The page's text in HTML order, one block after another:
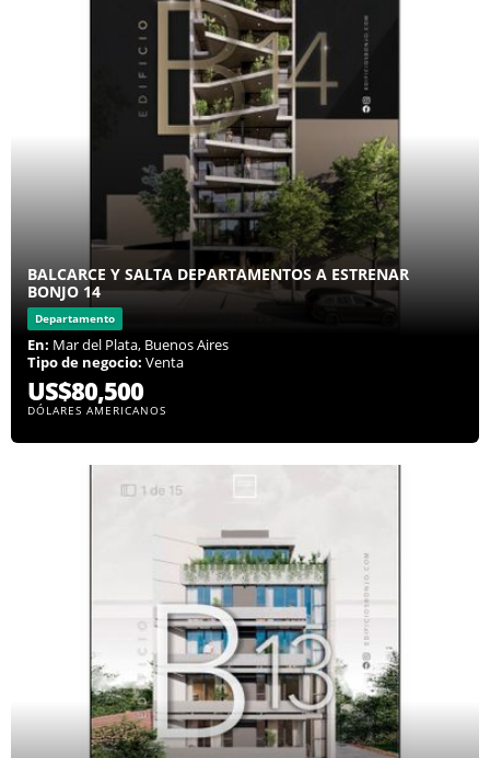
BALCARCE Y SALTA DEPARTAMENTOS A ESTRENAR
BONJO 14
Departamento
En: Mar del Plata, Buenos Aires
Tipo de negocio: Venta
US$80,500
DÓLARES AMERICANOS